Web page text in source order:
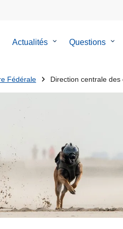
Actualités
le
de
Actualités
Questions
le
de
Fédérale Direction centrale